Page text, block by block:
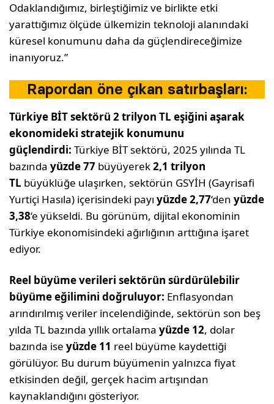
Odaklandığımız, birleştiğimiz ve birlikte etki
yarattığımız ölçüde ülkemizin teknoloji alanındaki
küresel konumunu daha da güçlendireceğimize
inanıyoruz.”
Rapordan öne çıkan satırbaşları:
Türkiye BİT sektörü 2 trilyon TL eşiğini aşarak
ekonomideki stratejik konumunu
güçlendirdi:Türkiye BİT sektörü, 2025 yılında TL
bazındayüzde 77 büyüyerek2,1 trilyon
TL büyüklüğe ulaşırken, sektörün GSYİH (Gayrisafi
Yurtiçi Hasıla) içerisindeki payıyüzde2,77‘denyüzde
3,38‘e yükseldi. Bu görünüm, dijital ekonominin
Türkiye ekonomisindeki ağırlığının arttığına işaret
ediyor.
Reel büyüme verileri sektörün sürdürülebilir
büyüme eğilimini doğruluyor: Enflasyondan
arındırılmış veriler incelendiğinde, sektörün son beş
yılda TL bazında yıllık ortalamayüzde 12, dolar
bazında iseyüzde 11 reel büyüme kaydettiği
görülüyor. Bu durum büyümenin yalnızca fiyat
etkisinden değil, gerçek hacim artışından
kaynaklandığını gösteriyor.